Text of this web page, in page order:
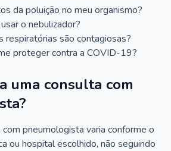
da poluição no meu organismo?
o nebulizador?
respiratórias são contagiosas?
proteger contra a COVID-19?
uma consulta com
pneumologista varia conforme o
ou hospital escolhido, não seguindo